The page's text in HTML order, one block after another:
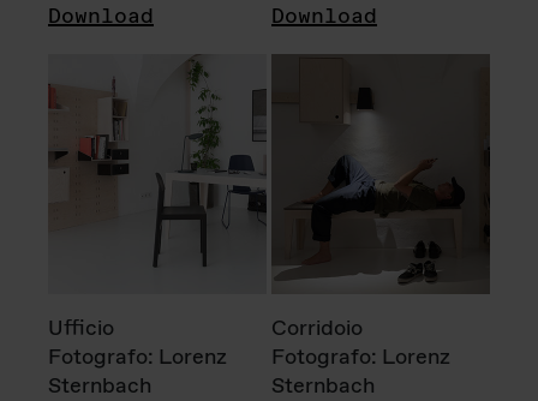
Download Download
Ufficio
Fotografo: Lorenz
Sternbach
Corridoio
Fotografo: Lorenz
Sternbach